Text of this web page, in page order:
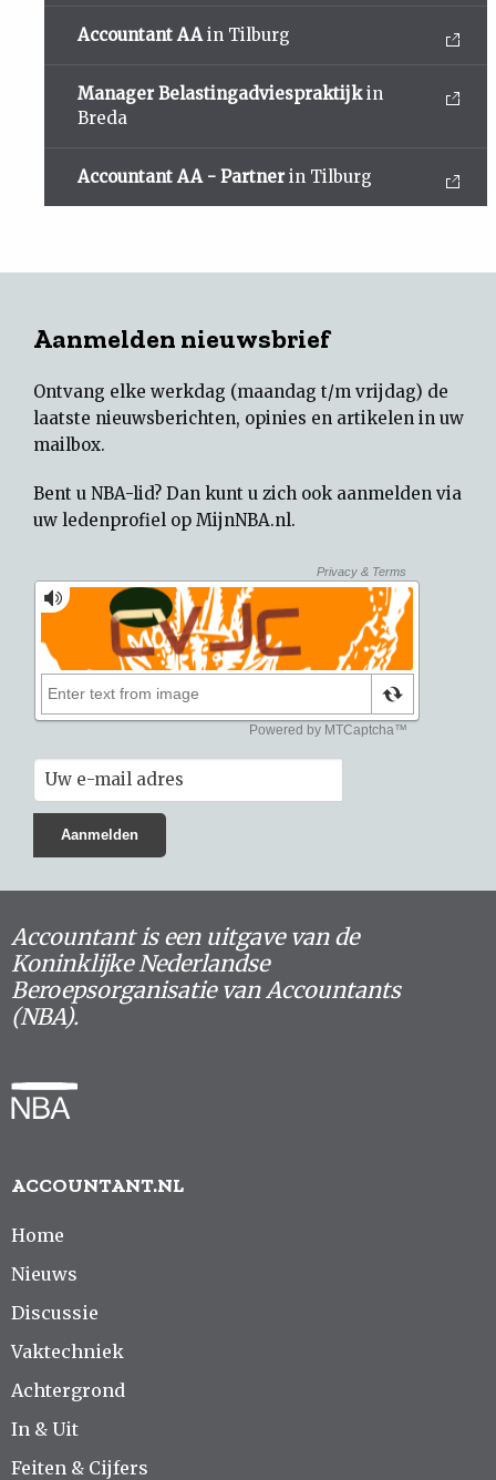
Accountant AA in Tilburg
Manager Belastingadviespraktijkin
Breda
Accountant AA - Partner in Tilburg
Aanmelden nieuwsbrief
Ontvang elke werkdag (maandag t/m vrijdag) de
laatste nieuwsberichten, opinies en artikelen in uw
mailbox.
Bent u NBA-lid? Dan kunt u zich ook aanmelden via
uw ledenprofiel op MijnNBA.nl.
Accountant is een uitgave van de
Koninklijke Nederlandse
Beroepsorganisatie van Accountants
(NBA).
ACCOUNTANT.NL
Home
Nieuws
Discussie
Vaktechniek
Achtergrond
In & Uit
Feiten & Cijfers